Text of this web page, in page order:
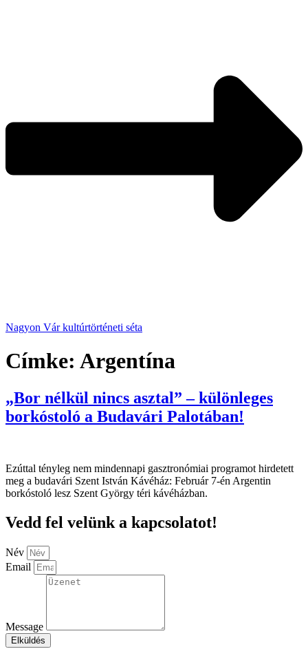
Nagyon Vár kultúrtörténeti séta
Címke: Argentína
„Bor nélkül nincs asztal” – különleges
borkóstoló a Budavári Palotában!
Ezúttal tényleg nem mindennapi gasztronómiai programot hirdetett
meg a budavári Szent István Kávéház: Február 7-én Argentin
borkóstoló lesz Szent György téri kávéházban.
Vedd fel velünk a kapcsolatot!
Név
Email
Message
Elküldés